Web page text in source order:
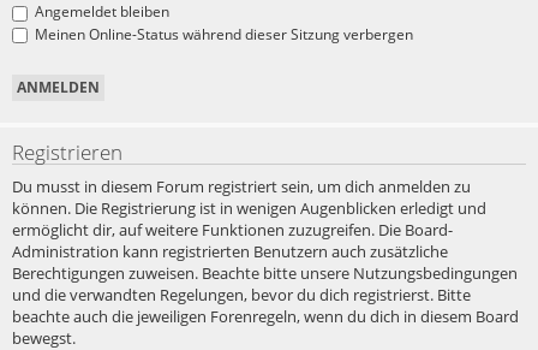
Angemeldet bleiben
Meinen Online-Status während dieser Sitzung verbergen
Registrieren
Du musst in diesem Forum registriert sein, um dich anmelden zu
können. Die Registrierung ist in wenigen Augenblicken erledigt und
ermöglicht dir, auf weitere Funktionen zuzugreifen. Die Board-
Administration kann registrierten Benutzern auch zusätzliche
Berechtigungen zuweisen. Beachte bitte unsere Nutzungsbedingungen
und die verwandten Regelungen, bevor du dich registrierst. Bitte
beachte auch die jeweiligen Forenregeln, wenn du dich in diesem Board
bewegst.